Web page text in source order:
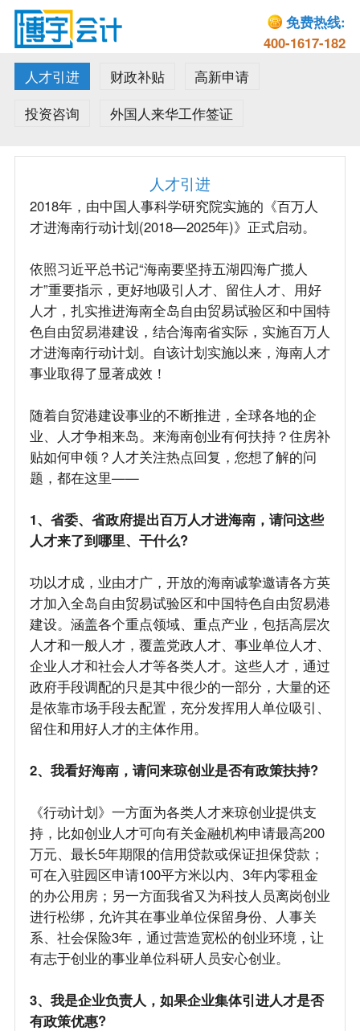
免费热线:
400-1617-182
人才引进
财政补贴
高新申请
投资咨询
外国人来华工作签证
人才引进
2018年，由中国人事科学研究院实施的《百万人
才进海南行动计划(2018—2025年)》正式启动。
依照习近平总书记“海南要坚持五湖四海广揽人
才”重要指示，更好地吸引人才、留住人才、用好
人才，扎实推进海南全岛自由贸易试验区和中国特
色自由贸易港建设，结合海南省实际，实施百万人
才进海南行动计划。自该计划实施以来，海南人才
事业取得了显著成效！
随着自贸港建设事业的不断推进，全球各地的企
业、人才争相来岛。来海南创业有何扶持？住房补
贴如何申领？人才关注热点回复，您想了解的问
题，都在这里——
1、省委、省政府提出百万人才进海南，请问这些
人才来了到哪里、干什么?
功以才成，业由才广，开放的海南诚挚邀请各方英
才加入全岛自由贸易试验区和中国特色自由贸易港
建设。涵盖各个重点领域、重点产业，包括高层次
人才和一般人才，覆盖党政人才、事业单位人才、
企业人才和社会人才等各类人才。这些人才，通过
政府手段调配的只是其中很少的一部分，大量的还
是依靠市场手段去配置，充分发挥用人单位吸引、
留住和用好人才的主体作用。
2、我看好海南，请问来琼创业是否有政策扶持?
《行动计划》一方面为各类人才来琼创业提供支
持，比如创业人才可向有关金融机构申请最高200
万元、最长5年期限的信用贷款或保证担保贷款；
可在入驻园区申请100平方米以内、3年内零租金
的办公用房；另一方面我省又为科技人员离岗创业
进行松绑，允许其在事业单位保留身份、人事关
系、社会保险3年，通过营造宽松的创业环境，让
有志于创业的事业单位科研人员安心创业。
3、我是企业负责人，如果企业集体引进人才是否
有政策优惠?